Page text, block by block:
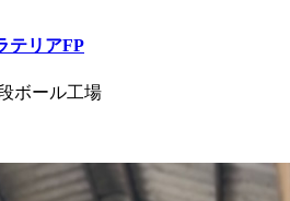
テリアFP
ボール工場